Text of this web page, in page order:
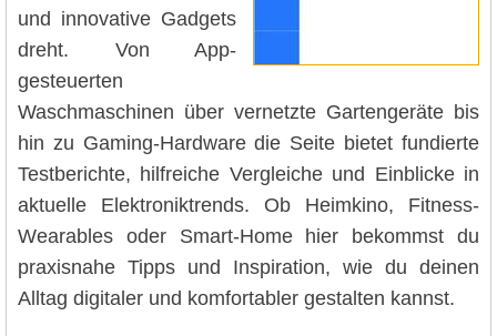
und innovative Gadgets
dreht. Von App-
gesteuerten
Waschmaschinen über vernetzte Gartengeräte bis
hin zu Gaming-Hardware die Seite bietet fundierte
Testberichte, hilfreiche Vergleiche und Einblicke in
aktuelle Elektroniktrends. Ob Heimkino, Fitness-
Wearables oder Smart-Home hier bekommst du
praxisnahe Tipps und Inspiration, wie du deinen
Alltag digitaler und komfortabler gestalten kannst.